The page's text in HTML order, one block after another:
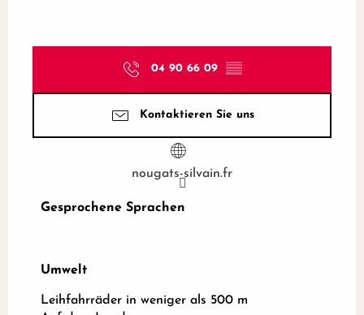
04 90 66 09 ▒▒
Kontaktieren Sie uns
nougats-silvain.fr
Gesprochene Sprachen
Gesprochene Sprachen
Umwelt
Umwelt
Leihfahrräder in weniger als 500 m